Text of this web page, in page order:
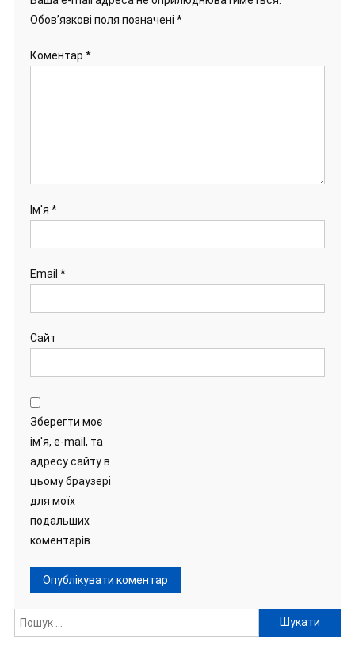
Обов’язкові поля позначені *
Коментар *
Ім'я *
Email *
Сайт
Зберегти моє
ім'я, e-mail, та
адресу сайту в
цьому браузері
для моїх
подальших
коментарів.
Пошук: